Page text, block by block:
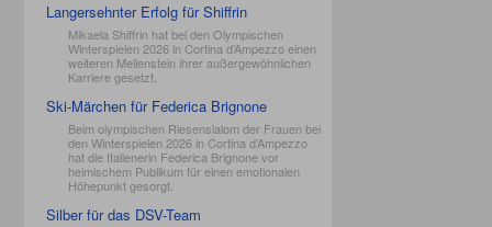
Langersehnter Erfolg für Shiffrin
Mikaela Shiffrin hat bei den Olympischen
Winterspielen 2026 in Cortina d’Ampezzo einen
weiteren Meilenstein ihrer außergewöhnlichen
Karriere gesetzt.
Ski-Märchen für Federica Brignone
Beim olympischen Riesenslalom der Frauen bei
den Winterspielen 2026 in Cortina d’Ampezzo
hat die Italienerin Federica Brignone vor
heimischem Publikum für einen emotionalen
Höhepunkt gesorgt.
Silber für das DSV-Team